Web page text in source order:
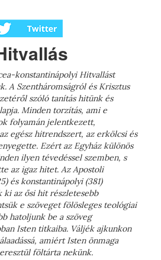
konstantinápolyi Hitvallást
A Szentháromságról és Krisztus
szóló tanítás hitünk és
Minden torzítás, ami e
folyamán jelentkezett,
egész hitrendszert, az erkölcsi és
Ezért az Egyház különös
ilyen tévedéssel szemben, s
az igaz hitet. Az Apostoli
és konstantinápolyi (381)
az ősi hit részletesebb
e szöveget fölösleges teológiai
hatoljunk be a szöveg
Isten titkaiba. Váljék ajkunkon
amiért Isten önmaga
föltárta nekünk.